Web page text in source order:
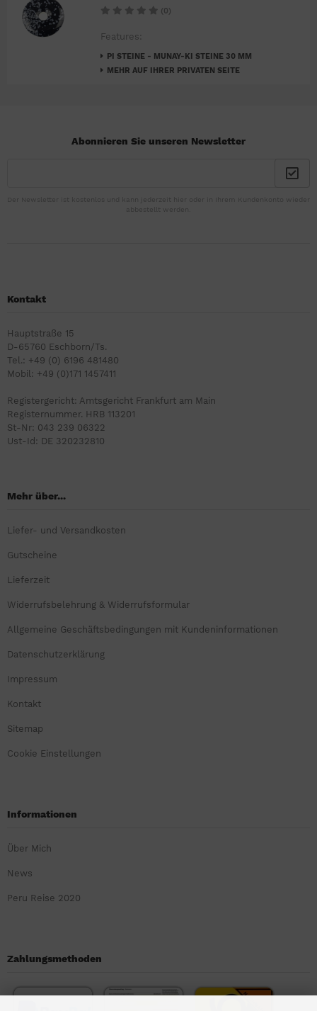
(0)
Features:
PI STEINE - MUNAY-KI STEINE 30 MM
MEHR AUF IHRER PRIVATEN SEITE
Abonnieren Sie unseren Newsletter
Der Newsletter ist kostenlos und kann jederzeit hier oder in Ihrem Kundenkonto wieder
abbestellt werden.
Kontakt
Hauptstraße 15
D-65760 Eschborn/Ts.
Tel.: +49 (0) 6196 481480
Mobil: +49 (0)171 1457411
Registergericht: Amtsgericht Frankfurt am Main
Registernummer. HRB 113201
St-Nr: 043 239 06322
Ust-Id: DE 320232810
Mehr über...
Liefer- und Versandkosten
Gutscheine
Lieferzeit
Widerrufsbelehrung & Widerrufsformular
Allgemeine Geschäftsbedingungen mit Kundeninformationen
Datenschutzerklärung
Impressum
Kontakt
Sitemap
Cookie Einstellungen
Informationen
Über Mich
News
Peru Reise 2020
Zahlungsmethoden